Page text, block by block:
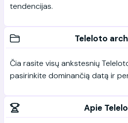
tendencijas.
Teleloto
Čia rasite visų ankstesnių
pasirinkite dominančią datą ir
Apie